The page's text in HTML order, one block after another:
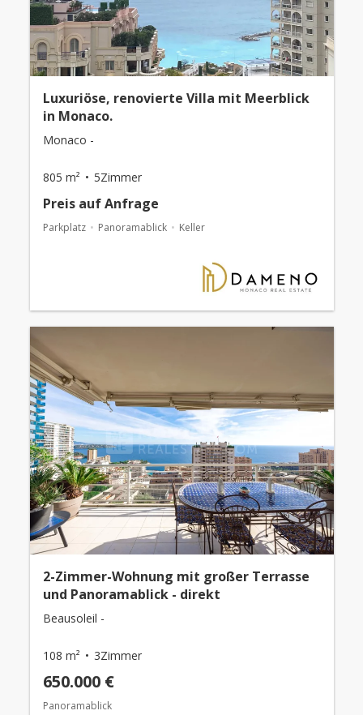
Luxuriöse, renovierte Villa mit Meerblick
in Monaco.
Monaco -
805 m² 5Zimmer
Preis auf Anfrage
Parkplatz Panoramablick Keller
2-Zimmer-Wohnung mit großer Terrasse
und Panoramablick - direkt
Beausoleil -
108 m² 3Zimmer
650.000 €
Panoramablick